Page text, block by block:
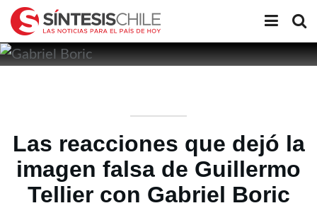
Las reacciones que dejó la
imagen falsa de Guillermo
Tellier con Gabriel Boric